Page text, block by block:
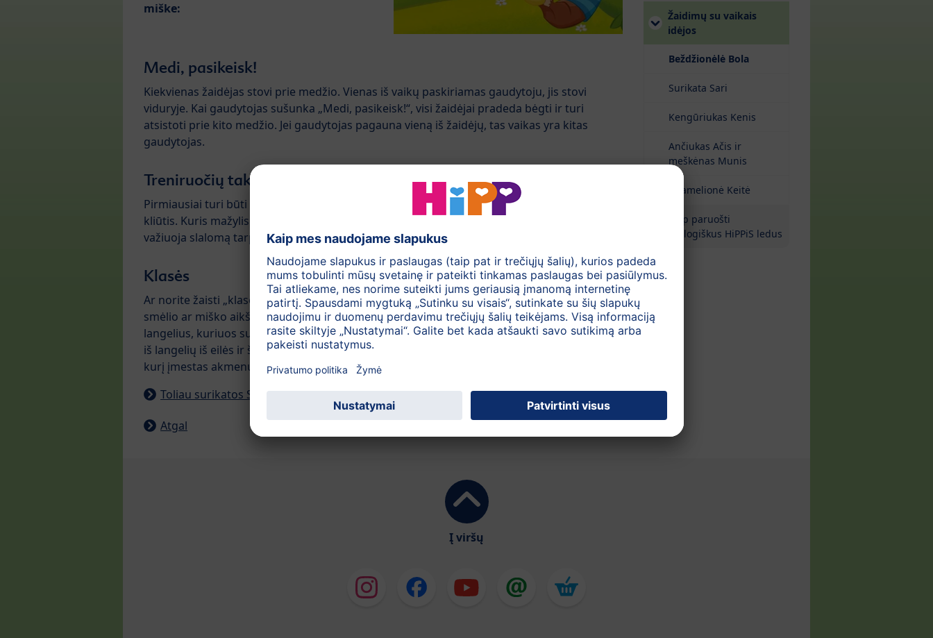
miške:
Medi, pasikeisk!
Kiekvienas žaidėjas stovi prie medžio. Vienas iš vaikų paskiriamas gaudytoju, jis stovi
viduryje. Kai gaudytojas sušunka „Medi, pasikeisk!“, visi žaidėjai pradeda bėgti ir turi
atsistoti prie kito medžio. Jei gaudytojas pagauna vieną iš žaidėjų, tas vaikas yra kitas
gaudytojas.
Treniruočių takas miške
Pirmiausiai turi būti nustatyta trasa, kuria judės vaikai. Pakeliui jie turi įveikti nedideles
kliūtis. Kuris mažylis ilgiau už beždžionėlę Bolą balansuoja ant medžio kamieno, greičiau
važiuoja slalomą tarp medžių ar šokinėja per kelmus?
Klasės
Ar norite žaisti „klases“ kaip beždžionėlė Bola? Tai taip paprasta! Ant asfalto kreida, o ant
smėlio ar miško aikštelės pagaliuku nubraižome klases: vieną su kitu sujungtus kvadratus-
langelius, kuriuos sunumeruojame nuo 1 iki 10. Vaikai meta akmenėlį/kankorėžį į kiekvieną
iš langelių iš eilės ir šokinėja per langelius, kiekvienąsyk praleisdami vis po kitą langelį, į
kurį įmestas akmenukas.
Toliau surikatos Sari žaidimai smėlio dėžėje
Atgal
Žaidimų su vaikais
idėjos
Beždžionėlė Bola(current)
Surikata Sari
Kengūriukas Kenis
Ančiukas Ačis ir
meškėnas Munis
Chamelionė Keitė
Kaip paruošti
ekologiškus HiPPiS ledus
Į viršų